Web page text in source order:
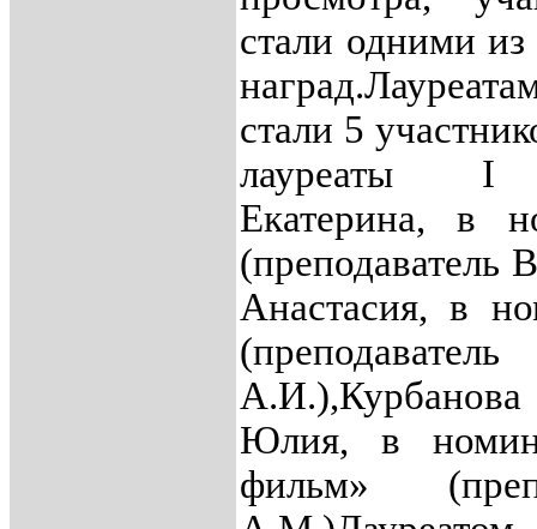
стали одними
наград.
стали 5
лауреаты I
Екатерина, в
(преподаватель
Анастасия, в
А.И.),
Юлия, в
фильм»